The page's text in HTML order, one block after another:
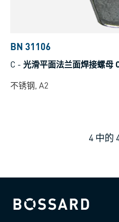
BN 31106
C - 光滑平面法兰面焊接螺母
不锈钢, A2
4 中的
Bossard homepage